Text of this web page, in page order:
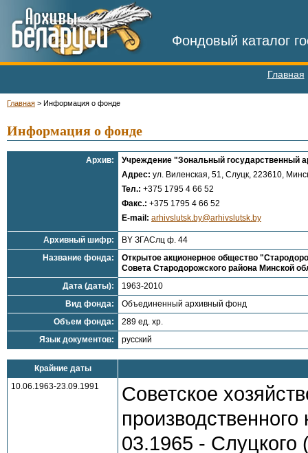
Фондовый каталог
Главная
Главная > Информация о фонде
Информация о фонде
Архив:
Учреждение "Зональный государственный
Адрес: ул. Виленская, 51, Слуцк, 223610,
Тел.: +375 1795 4 66 52
Факс.: +375 1795 4 66 52
E-mail: arhivslutsk.by@arhivslutsk.by
Архивный шифр:
BY ЗГАСлц ф. 44
Название фонда:
Открытое акционерное общество
Совета Стародорожского района Минской
Дата (даты):
1963-2010
Вид фонда:
Объединенный архивный фонд
Объем фонда:
289 ед. хр.
Язык документов:
русский
Крайние даты
10.06.1963-23.09.1991
Советское
03.1965 - Слуцкого